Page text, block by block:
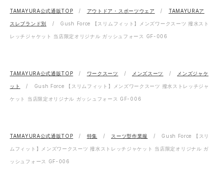
TAMAYURA公式通販TOP アウトドア・スポーツウェア TAMAYURAア
スレブランド別 Gush Force 【スリムフィット】メンズワークスーツ 撥水スト
レッチジャケット 当店限定オリジナル ガッシュフォース GF-006
TAMAYURA公式通販TOP ワークスーツ メンズスーツ メンズジャケ
ット Gush Force 【スリムフィット】メンズワークスーツ 撥水ストレッチジャ
ケット 当店限定オリジナル ガッシュフォース GF-006
TAMAYURA公式通販TOP 特集 スーツ型作業服 Gush Force 【スリ
ムフィット】メンズワークスーツ 撥水ストレッチジャケット 当店限定オリジナル ガ
ッシュフォース GF-006